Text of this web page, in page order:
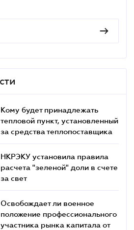
Кому будет принадлежать
тепловой пункт, установленный
за средства теплопоставщика
НКРЭКУ установила правила
расчета "зеленой" доли в счете
за свет
Освобождает ли военное
положение профессионального
участника рынка капитала от